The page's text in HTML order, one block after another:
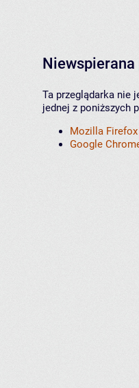
Ta przeglądarka nie
jednej z poniższych
Mozilla Firefox
Google